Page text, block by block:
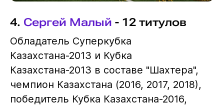
4. Сергей Малый - 12 титулов
Обладатель Суперкубка
Казахстана-2013 и Кубка
Казахстана-2013 в составе "Шахтера",
чемпион Казахстана (2016, 2017, 2018),
победитель Кубка Казахстана-2016,